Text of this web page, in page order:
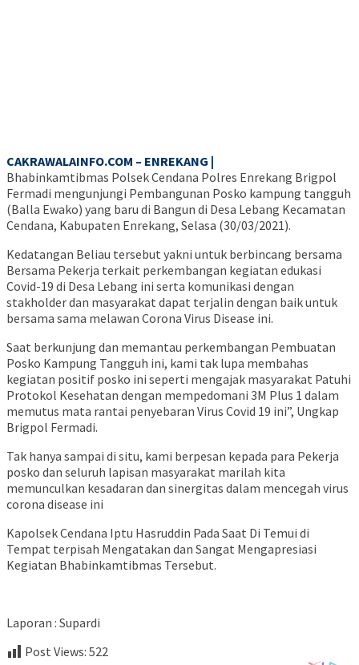
CAKRAWALAINFO.COM – ENREKANG |
Bhabinkamtibmas Polsek Cendana Polres Enrekang Brigpol
Fermadi mengunjungi Pembangunan Posko kampung tangguh
(Balla Ewako) yang baru di Bangun di Desa Lebang Kecamatan
Cendana, Kabupaten Enrekang, Selasa (30/03/2021).
Kedatangan Beliau tersebut yakni untuk berbincang bersama
Bersama Pekerja terkait perkembangan kegiatan edukasi
Covid-19 di Desa Lebang ini serta komunikasi dengan
stakholder dan masyarakat dapat terjalin dengan baik untuk
bersama sama melawan Corona Virus Disease ini.
Saat berkunjung dan memantau perkembangan Pembuatan
Posko Kampung Tangguh ini, kami tak lupa membahas
kegiatan positif posko ini seperti mengajak masyarakat Patuhi
Protokol Kesehatan dengan mempedomani 3M Plus 1 dalam
memutus mata rantai penyebaran Virus Covid 19 ini”, Ungkap
Brigpol Fermadi.
Tak hanya sampai di situ, kami berpesan kepada para Pekerja
posko dan seluruh lapisan masyarakat marilah kita
memunculkan kesadaran dan sinergitas dalam mencegah virus
corona disease ini
Kapolsek Cendana Iptu Hasruddin Pada Saat Di Temui di
Tempat terpisah Mengatakan dan Sangat Mengapresiasi
Kegiatan Bhabinkamtibmas Tersebut.
Laporan : Supardi
Post Views: 522